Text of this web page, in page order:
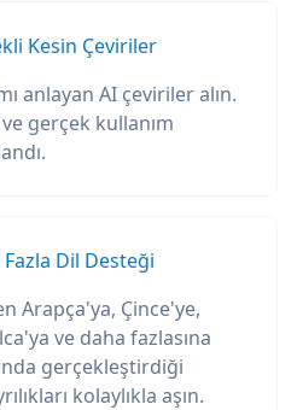
Kesin Çeviriler
anlayan AI çeviriler alın.
gerçek kullanım
Dil Desteği
Arapça'ya, Çince'ye,
ve daha fazlasına
gerçekleştirdiği
kolaylıkla aşın.